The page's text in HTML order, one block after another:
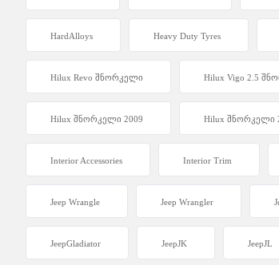
HardAlloys Heavy Duty Tyres
Hilux Revo შნორკელი Hilux Vigo 2.5
Hilux შნორკელი 2009 Hilux შნორკელი
Interior Accessories Interior Trim
Jeep Wrangle Jeep Wrangler
JeepGladiator JeepJK JeepJL